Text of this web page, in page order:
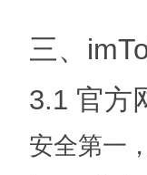
三、
3.1 官方
安全第一